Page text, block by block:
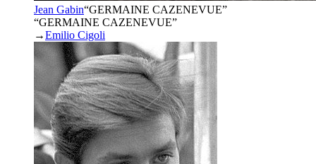
Jean Gabin“GERMAINE CAZENEVUE”
“GERMAINE CAZENEVUE”
→Emilio Cigoli